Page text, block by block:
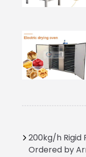
200kg/h Rigid
Ordered by